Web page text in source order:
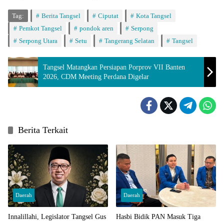
Tag: Berita Tangsel Ciputat
Kota Tangsel
Pemkot Tangsel
pondok aren
Serpong
Serpong Utara
Setu Tangerang Selatan Tangsel
Tangsel Matangkan Persiapan Porprov VII Banten
2026, CDM Meeting Perdana Digelar
Berita Terkait
Daerah
Innalillahi, Legislator Tangsel Gus
Daerah
Hasbi Bidik PAN Masuk Tiga